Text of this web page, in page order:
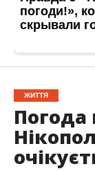
ЖИТТЯ
Погода